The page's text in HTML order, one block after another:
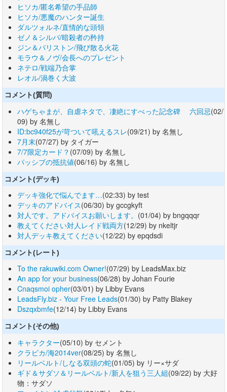
ヒソカ/匿名希望の手品師
ヒソカ/悪魔のハンター誕生
ダルツォルネ/直情的な頭領
ゼノ＆シルバ/暗殺者の矜持
ジン＆パリストン/飛び散る火花
モラウ＆ノヴ/会長へのプレゼント
ネテロ/戦端乃合掌
レオル/渦巻く大波
コメント(質問)
ハゲちゃまが、自虐ネタで、凄絶にすべった記念碑 六回忌(02/
09) by 名無し
ID:bc940f25が苛ついて吼えるスレ(09/21) by 名無し
7月末(07/27) by タイガー
7/7限定カード？ (07/09) by 名無し
パッシブの抵抗値(06/16) by 名無し
コメント(デッキ)
デッキ強化で悩んでます…(02:33) by test
デッキのアドバイス(06/30) by gccgkyft
対人です。アドバイスお願いします。 (01/04) by bngqqqr
教えてください対人レイド戦両方(12/29) by nkeltjr
対人デッキ教えてください(12/22) by epqdsdi
コメント(レート)
To the rakuwiki.com Owner!(07/29) by LeadsMax.biz
An app for your business(06/28) by Johan Fourie
Cnaqsmoi opher(03/01) by Libby Evans
LeadsFly.biz - Your Free Leads(01/30) by Patty Blakey
Dszqxbmfe(12/14) by Libby Evans
コメント(その他)
キャラクター(05/10) by セメント
クラピカ/海2014ver(08/25) by 名無し
リールベルト/しなる双頭の蛇(01/05) by リー×サダ
ギド＆サダソ＆リールベルト/新人を狙う三人組(09/22) by 大好
物：サダソ